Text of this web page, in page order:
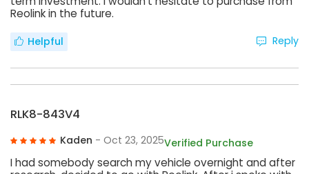
Reolink in the future.
Helpful Reply
RLK8-843V4
Kaden - Oct 23, 2025Verified Purchase
I had somebody search my vehicle overnight and after